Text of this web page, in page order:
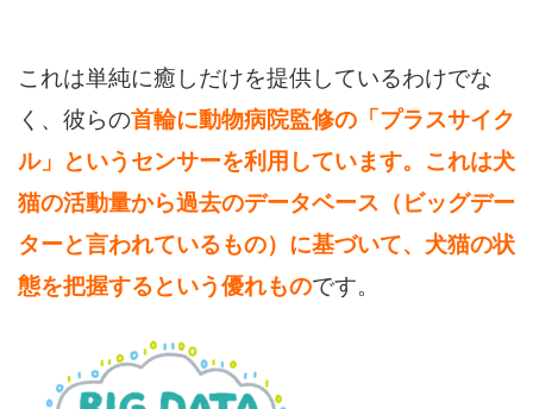
これは単純に癒しだけを提供しているわけでな
く、彼らの首輪に動物病院監修の「プラスサイク
ル」というセンサーを利用しています。これは犬
猫の活動量から過去のデータベース（ビッグデー
ターと言われているもの）に基づいて、犬猫の状
態を把握するという優れものです。